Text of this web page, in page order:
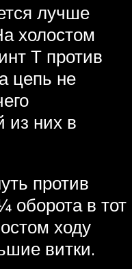
лучше
холостом
Т против
цепь не
из них в
против
оборота в тот
ходу
витки.